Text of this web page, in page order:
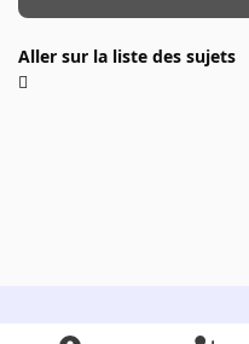
Aller sur la liste des sujets